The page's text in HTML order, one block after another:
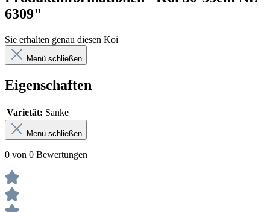
6309"
Sie erhalten genau diesen Koi
Menü schließen
Eigenschaften
Varietät: Sanke
Menü schließen
0 von 0 Bewertungen